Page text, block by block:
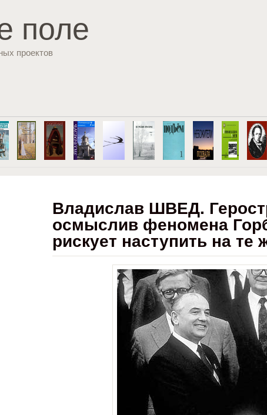
поле
проектов
Владислав ШВЕД.
осмыслив феномена
рискует наступить на те